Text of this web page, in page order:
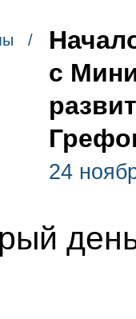
/
с
24